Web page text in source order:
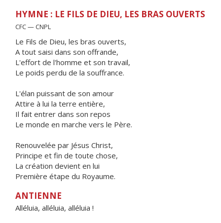
HYMNE : LE FILS DE DIEU, LES BRAS OUVERTS
CFC — CNPL
Le Fils de Dieu, les bras ouverts,
A tout saisi dans son offrande,
L'effort de l'homme et son travail,
Le poids perdu de la souffrance.
L'élan puissant de son amour
Attire à lui la terre entière,
Il fait entrer dans son repos
Le monde en marche vers le Père.
Renouvelée par Jésus Christ,
Principe et fin de toute chose,
La création devient en lui
Première étape du Royaume.
ANTIENNE
Alléluia, alléluia, alléluia !